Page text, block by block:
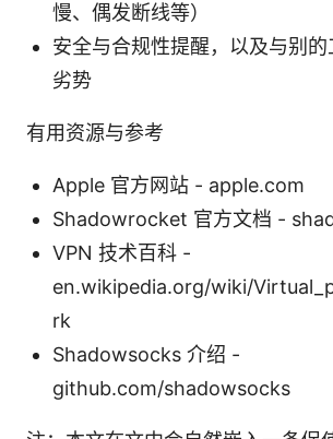
慢、偶发断线等）
安全与合规性提醒，以及与别
劣势
有用资源与参考
Apple 官方网站 - apple.com
Shadowrocket 官方文档 -
VPN 技术百科 -
en.wikipedia.org/wiki/
rk
Shadowsocks 介绍 -
github.com/shadowsocks